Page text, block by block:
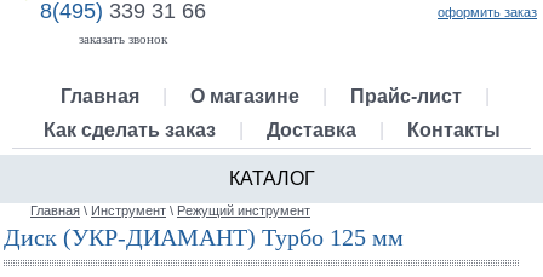
8(495) 339 31 66
заказать звонок
оформить заказ
Главная О магазине Прайс-лист
Как сделать заказ
Доставка Контакты
КАТАЛОГ
Главная \ Инструмент \ Режущий инструмент
Диск (УКР-ДИАМАНТ) Турбо 125 мм